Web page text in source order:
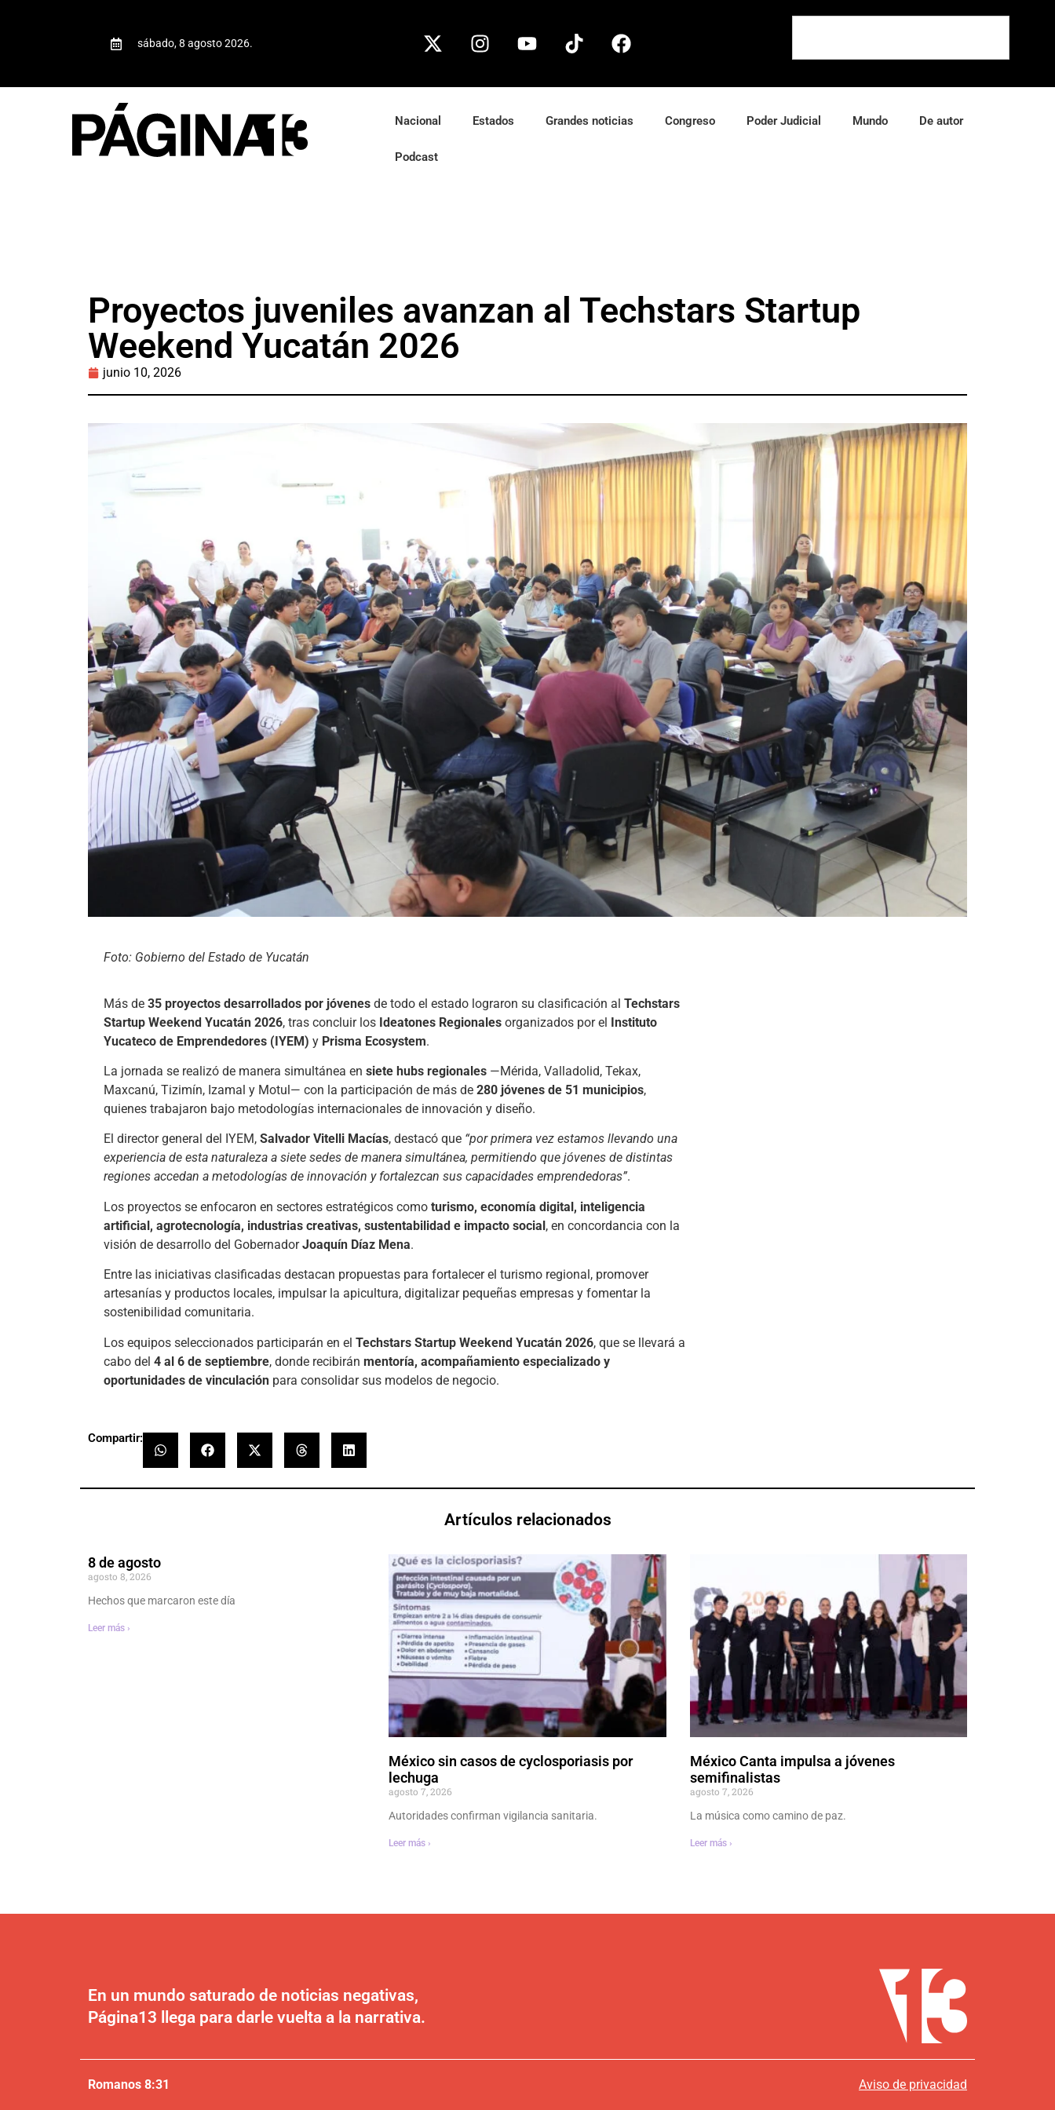
sábado, 8 agosto 2026.
Nacional Estados Grandes noticias Congreso Poder Judicial Mundo De autor
Podcast
Proyectos juveniles avanzan al Techstars Startup
Weekend Yucatán 2026
junio 10, 2026
Foto: Gobierno del Estado de Yucatán
Más de 35 proyectos desarrollados por jóvenes de todo el estado lograron su clasificación al Techstars
Startup Weekend Yucatán 2026, tras concluir los Ideatones Regionales organizados por el Instituto
Yucateco de Emprendedores (IYEM) y Prisma Ecosystem.
La jornada se realizó de manera simultánea en siete hubs regionales —Mérida, Valladolid, Tekax,
Maxcanú, Tizimín, Izamal y Motul— con la participación de más de 280 jóvenes de 51 municipios,
quienes trabajaron bajo metodologías internacionales de innovación y diseño.
El director general del IYEM, Salvador Vitelli Macías, destacó que “por primera vez estamos llevando una
experiencia de esta naturaleza a siete sedes de manera simultánea, permitiendo que jóvenes de distintas
regiones accedan a metodologías de innovación y fortalezcan sus capacidades emprendedoras”.
Los proyectos se enfocaron en sectores estratégicos como turismo, economía digital, inteligencia
artificial, agrotecnología, industrias creativas, sustentabilidad e impacto social, en concordancia con la
visión de desarrollo del GobernadorJoaquín Díaz Mena.
Entre las iniciativas clasificadas destacan propuestas para fortalecer el turismo regional, promover
artesanías y productos locales, impulsar la apicultura, digitalizar pequeñas empresas y fomentar la
sostenibilidad comunitaria.
Los equipos seleccionados participarán en el Techstars Startup Weekend Yucatán 2026, que se llevará a
cabo del 4 al 6 de septiembre, donde recibirán mentoría, acompañamiento especializado y
oportunidades de vinculación para consolidar sus modelos de negocio.
Compartir:
Artículos relacionados
8 de agosto
agosto 8, 2026
Hechos que marcaron este día
Leer más ›
México sin casos de cyclosporiasis por
lechuga
agosto 7, 2026
Autoridades confirman vigilancia sanitaria.
Leer más ›
México Canta impulsa a jóvenes
semifinalistas
agosto 7, 2026
La música como camino de paz.
Leer más ›
En un mundo saturado de noticias negativas,
Página13 llega para darle vuelta a la narrativa.
Romanos 8:31 Aviso de privacidad